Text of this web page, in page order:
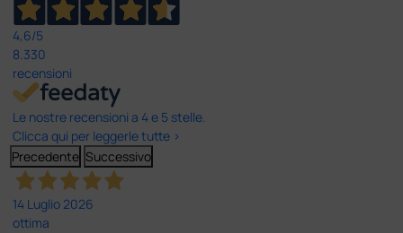
4,6/5
8.330
recensioni
Le nostre recensioni a 4 e 5 stelle.
Clicca qui per leggerle tutte >
Precedente Successivo
14 Luglio 2026
ottima